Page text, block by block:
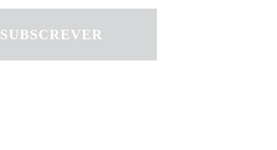
SUBSCREVER